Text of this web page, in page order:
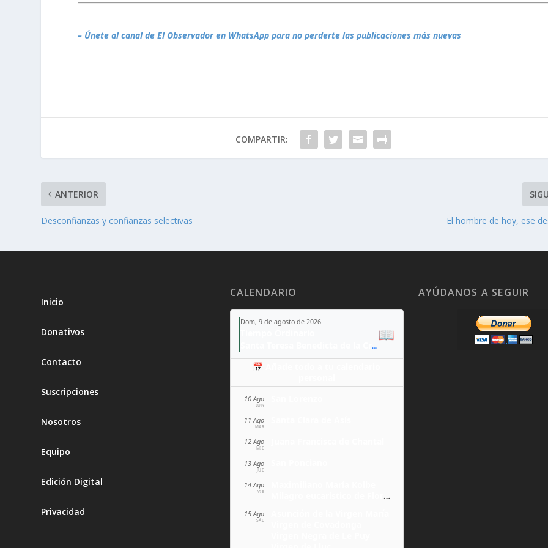
– Únete al canal de El Observador en WhatsApp para no perderte las publicaciones más nuevas
COMPARTIR:
ANTERIOR
Desconfianzas y confianzas selectivas El hombre de hoy, ese
Inicio
Donativos
Contacto
Suscripciones
Nosotros
Equipo
Edición Digital
Privacidad
CALENDARIO
Dom, 9 de agosto de 2026
Santa Teresa Benedicta de la Cruz
📖
📅 Añade todo a tu calendario
10 Ago
LUN
11 Ago
MAR
12 Ago
MIÉ
13 Ago
JUE
14 Ago
VIE Milagro eucarístico de Florencia
15 Ago
SÁB
AYÚDANOS A SEGUIR